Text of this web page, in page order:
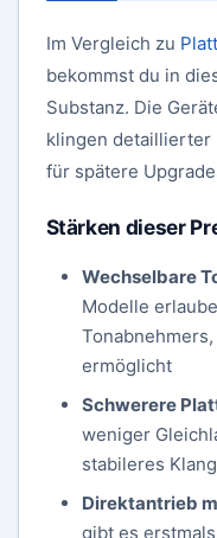
Im Vergleich zu
bekommst du in
Substanz. Die
klingen detaillierter
für spätere
Stärken dieser
Wechselbare
Modelle
ermöglicht
Schwerere
weniger
stabileres
Direktantrieb
gibt es